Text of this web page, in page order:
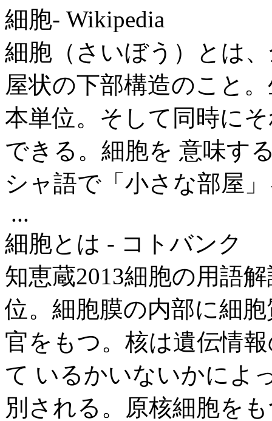
細胞- Wikipedia
細胞（さいぼう）とは
屋状の下部構造のこと
本単位。そして同時に
できる。細胞を 意味す
シャ語で「小さな部屋
...
細胞とは - コトバンク
知恵蔵2013細胞の用語
位。細胞膜の内部に細
官をもつ。核は遺伝情
て いるかいないかによ
別される。原核細胞を